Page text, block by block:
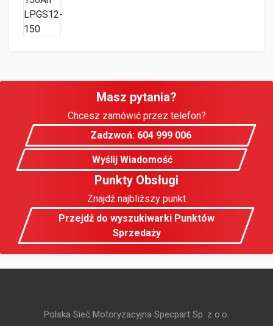
Masz pytania?
Chcesz zamówić przez telefon?
Zadzwoń: 604 999 006
Wyślij Wiadomość
Punkty Obsługi
Znajdź najbliższy punkt
Przejdź do wyszukiwarki Punktów
Sprzedaży
Polska Sieć Motoryzacyjna Specpart Sp. z o.o.